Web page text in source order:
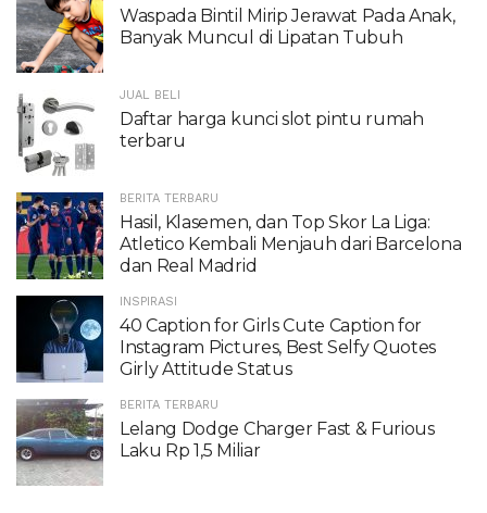
Waspada Bintil Mirip Jerawat Pada Anak,
Banyak Muncul di Lipatan Tubuh
JUAL BELI
Daftar harga kunci slot pintu rumah
terbaru
BERITA TERBARU
Hasil, Klasemen, dan Top Skor La Liga:
Atletico Kembali Menjauh dari Barcelona
dan Real Madrid
INSPIRASI
40 Caption for Girls Cute Caption for
Instagram Pictures, Best Selfy Quotes
Girly Attitude Status
BERITA TERBARU
Lelang Dodge Charger Fast & Furious
Laku Rp 1,5 Miliar